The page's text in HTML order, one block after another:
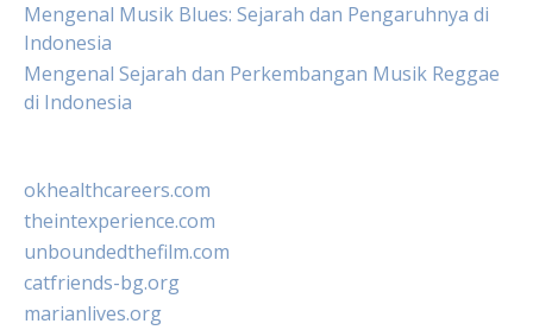
Mengenal Musik Blues: Sejarah dan Pengaruhnya di
Indonesia
Mengenal Sejarah dan Perkembangan Musik Reggae
di Indonesia
okhealthcareers.com
theintexperience.com
unboundedthefilm.com
catfriends-bg.org
marianlives.org